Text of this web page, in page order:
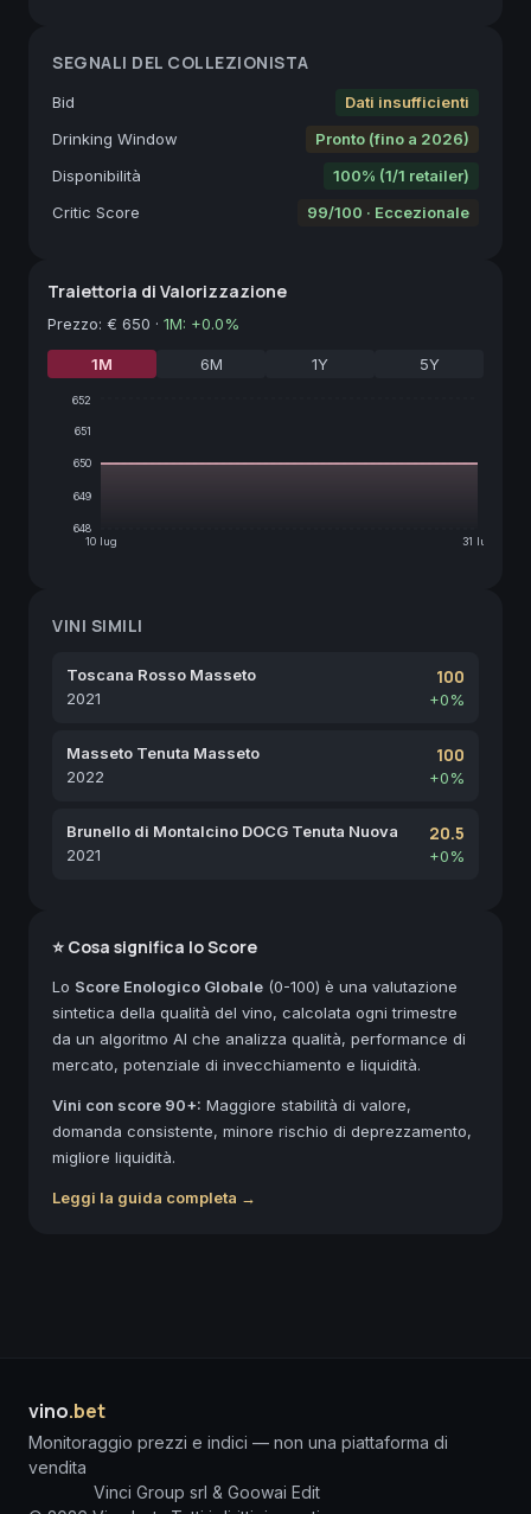
SEGNALI DEL COLLEZIONISTA
Bid
Dati insufficienti
Drinking Window
Pronto (fino a 2026)
Disponibilità
100% (1/1 retailer)
Critic Score
99/100 · Eccezionale
Traiettoria di Valorizzazione
Prezzo: € 650 · 1M: +0.0%
1M 6M 1Y 5Y
10 lug 31 lug
648
649
650
651
652
VINI SIMILI
Toscana Rosso Masseto
2021
100
+0%
Masseto Tenuta Masseto
2022
100
+0%
Brunello di Montalcino DOCG Tenuta Nuova
2021
20.5
+0%
⭐ Cosa significa lo Score
Lo Score Enologico Globale (0-100) è una valutazione
sintetica della qualità del vino, calcolata ogni trimestre
da un algoritmo AI che analizza qualità, performance di
mercato, potenziale di invecchiamento e liquidità.
Vini con score 90+: Maggiore stabilità di valore,
domanda consistente, minore rischio di deprezzamento,
migliore liquidità.
Leggi la guida completa →
vino.bet
Monitoraggio prezzi e indici — non una piattaforma di
vendita
Vinci Group srl & Goowai Edit